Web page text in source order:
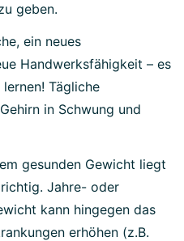
geben.
ein neues
Handwerksfähigkeit – es
Tägliche
in Schwung und
gesunden Gewicht liegt
Jahre- oder
kann hingegen das
erhöhen (z.B.